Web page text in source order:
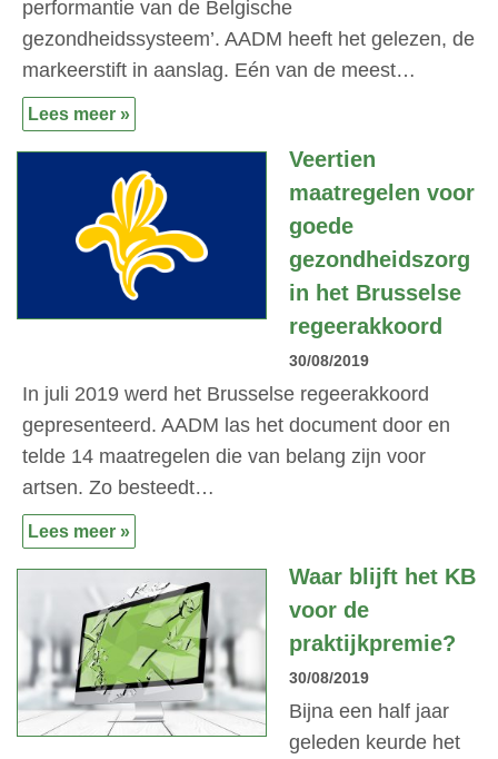
performantie van de Belgische
gezondheidssysteem’. AADM heeft het gelezen, de
markeerstift in aanslag. Eén van de meest…
Lees meer »
Veertien
maatregelen voor
goede
gezondheidszorg
in het Brusselse
regeerakkoord
30/08/2019
In juli 2019 werd het Brusselse regeerakkoord
gepresenteerd. AADM las het document door en
telde 14 maatregelen die van belang zijn voor
artsen. Zo besteedt…
Lees meer »
Waar blijft het KB
voor de
praktijkpremie?
30/08/2019
Bijna een half jaar
geleden keurde het